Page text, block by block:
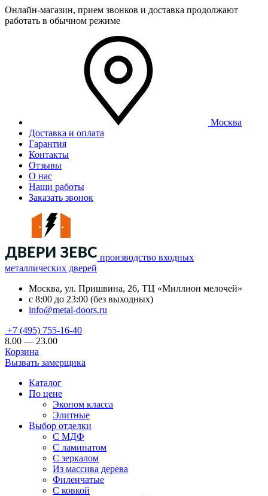
Онлайн-магазин, прием звонков и доставка продолжают
работать в обычном режиме
Москва
Доставка и оплата
Гарантия
Контакты
Отзывы
О нас
Наши работы
Заказать звонок
производство входных
металлических дверей
Москва, ул. Пришвина, 26, ТЦ «Миллион мелочей»
с 8:00 до 23:00 (без выходных)
info@metal-doors.ru
+7 (495) 755-16-40
8.00 — 23.00
Корзина
Вызвать замерщика
Каталог
По цене
Эконом класса
Элитные
Выбор отделки
С МДФ
С ламинатом
С зеркалом
Из массива дерева
Филенчатые
С ковкой